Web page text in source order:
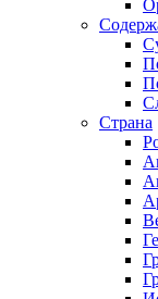
Страна